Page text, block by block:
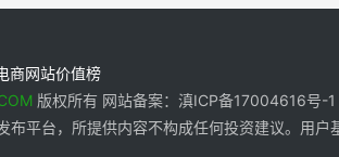
商网站价值榜
版权所有 网站备案：滇ICP备17004616号
布平台，所提供内容不构成任何投资建议。用